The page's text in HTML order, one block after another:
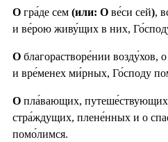
О гра́де сем (или: О ве́си сей),
и ве́рою живу́щих в них,
О благорастворе́нии возду́хов,
и вре́менех ми́рных, Го́споду
О пла́вающих,
стра́ждущих, плене́нных и о
помо́лимся.